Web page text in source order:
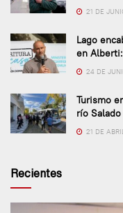
21 DE
Lago
en
24 DE
Turismo
río
21 DE
Recientes